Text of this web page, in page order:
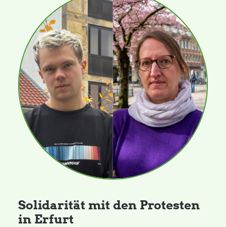
Solidarität mit den Protesten
in Erfurt